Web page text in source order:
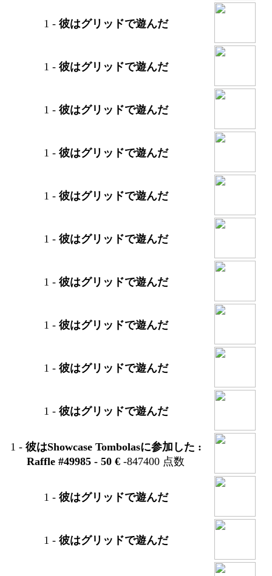
1 - 彼はグリッドで遊んだ
1 - 彼はグリッドで遊んだ
1 - 彼はグリッドで遊んだ
1 - 彼はグリッドで遊んだ
1 - 彼はグリッドで遊んだ
1 - 彼はグリッドで遊んだ
1 - 彼はグリッドで遊んだ
1 - 彼はグリッドで遊んだ
1 - 彼はグリッドで遊んだ
1 - 彼はグリッドで遊んだ
1 - 彼はShowcase Tombolasに参加した :
Raffle #49985 - 50 € -847400 点数
1 - 彼はグリッドで遊んだ
1 - 彼はグリッドで遊んだ